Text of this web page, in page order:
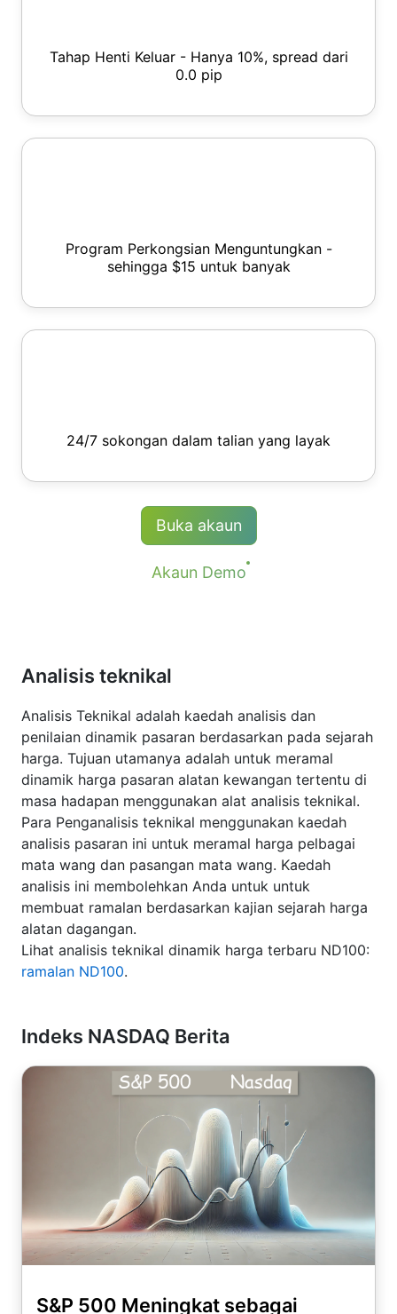
Tahap Henti Keluar - Hanya 10%, spread dari
0.0 pip
Program Perkongsian Menguntungkan -
sehingga $15 untuk banyak
24/7 sokongan dalam talian yang layak
Buka akaun
Akaun Demo
Analisis teknikal
Analisis Teknikal adalah kaedah analisis dan
penilaian dinamik pasaran berdasarkan pada sejarah
harga. Tujuan utamanya adalah untuk meramal
dinamik harga pasaran alatan kewangan tertentu di
masa hadapan menggunakan alat analisis teknikal.
Para Penganalisis teknikal menggunakan kaedah
analisis pasaran ini untuk meramal harga pelbagai
mata wang dan pasangan mata wang. Kaedah
analisis ini membolehkan Anda untuk untuk
membuat ramalan berdasarkan kajian sejarah harga
alatan dagangan.
Lihat analisis teknikal dinamik harga terbaru ND100:
ramalan ND100.
Indeks NASDAQ Berita
S&P 500 Meningkat sebagai